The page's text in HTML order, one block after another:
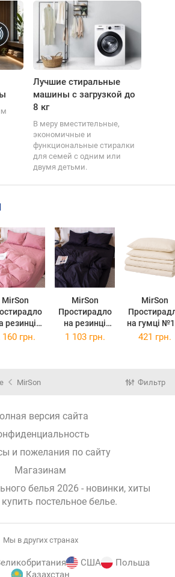
Лучшие стиральные
машины с загрузкой до
8 кг
В меру вместительные,
экономичные и
функциональные стиралки
для семей с одним или
двумя детьми.
MirSon
резинці
євро
Поплін
MirSon
Простирадло
на резинці
односпальне
MirSon
на гумці №11-
0103 Egret
висота 25
160 грн. 1 103 грн. 421 грн.
MirSon Фильтр
версия сайта
и пожелания по сайту
Магазинам
белья 2026 - новинки, хиты
купить постельное белье.
Мы в других странах
США
Польша
Казахстан